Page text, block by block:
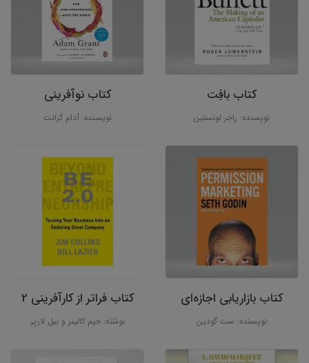
کتاب بافِت
نویسنده: راجر لونستین
کتاب نوآفرینی
نویسنده: آدام گرانت
کتاب بازاریابی اجازه‌ای
نویسنده: ست گودین
کتاب فراتر از کارآفرینی 2
نوشته: جیم کالینز و بیل لازیِر